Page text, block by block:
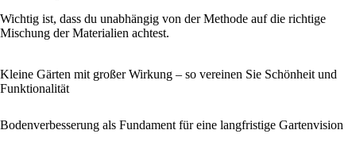
Wichtig ist, dass du unabhängig von der Methode auf die richtige
Mischung der Materialien achtest.
Kleine Gärten mit großer Wirkung – so vereinen Sie Schönheit und
Funktionalität
Bodenverbesserung als Fundament für eine langfristige Gartenvision